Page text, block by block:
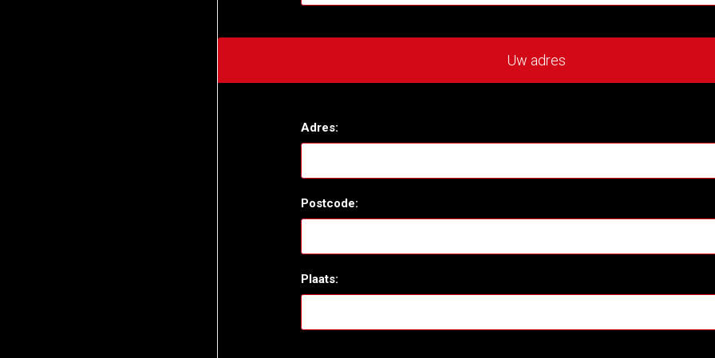
Uw adres
Adres:
Postcode:
Plaats: